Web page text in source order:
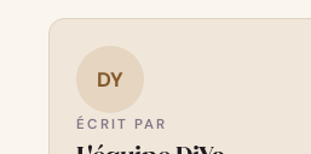
DY
ÉCRIT PAR